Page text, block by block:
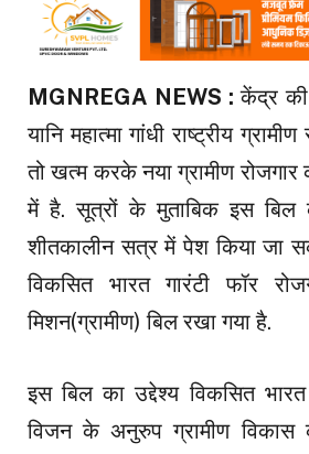
MGNREGA NEWS : केंद्र की
यानि महात्मा गांधी राष्ट्रीय
तो खत्म करके नया ग्रामीण रोजगार
में है. सूत्रों के मुताबिक इस
शीतकालीन सत्र में पेश किया जा
विकसित भारत गारंटी फॉर
मिशन(ग्रामीण) बिल रखा गया है.
इस बिल का उद्देश्य विकसित
विजन के अनुरुप ग्रामीण विकास